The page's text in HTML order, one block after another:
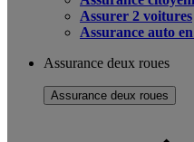
Assurer 2 voitures
Assurance auto
Assurance deux roues
Assurance deux roues